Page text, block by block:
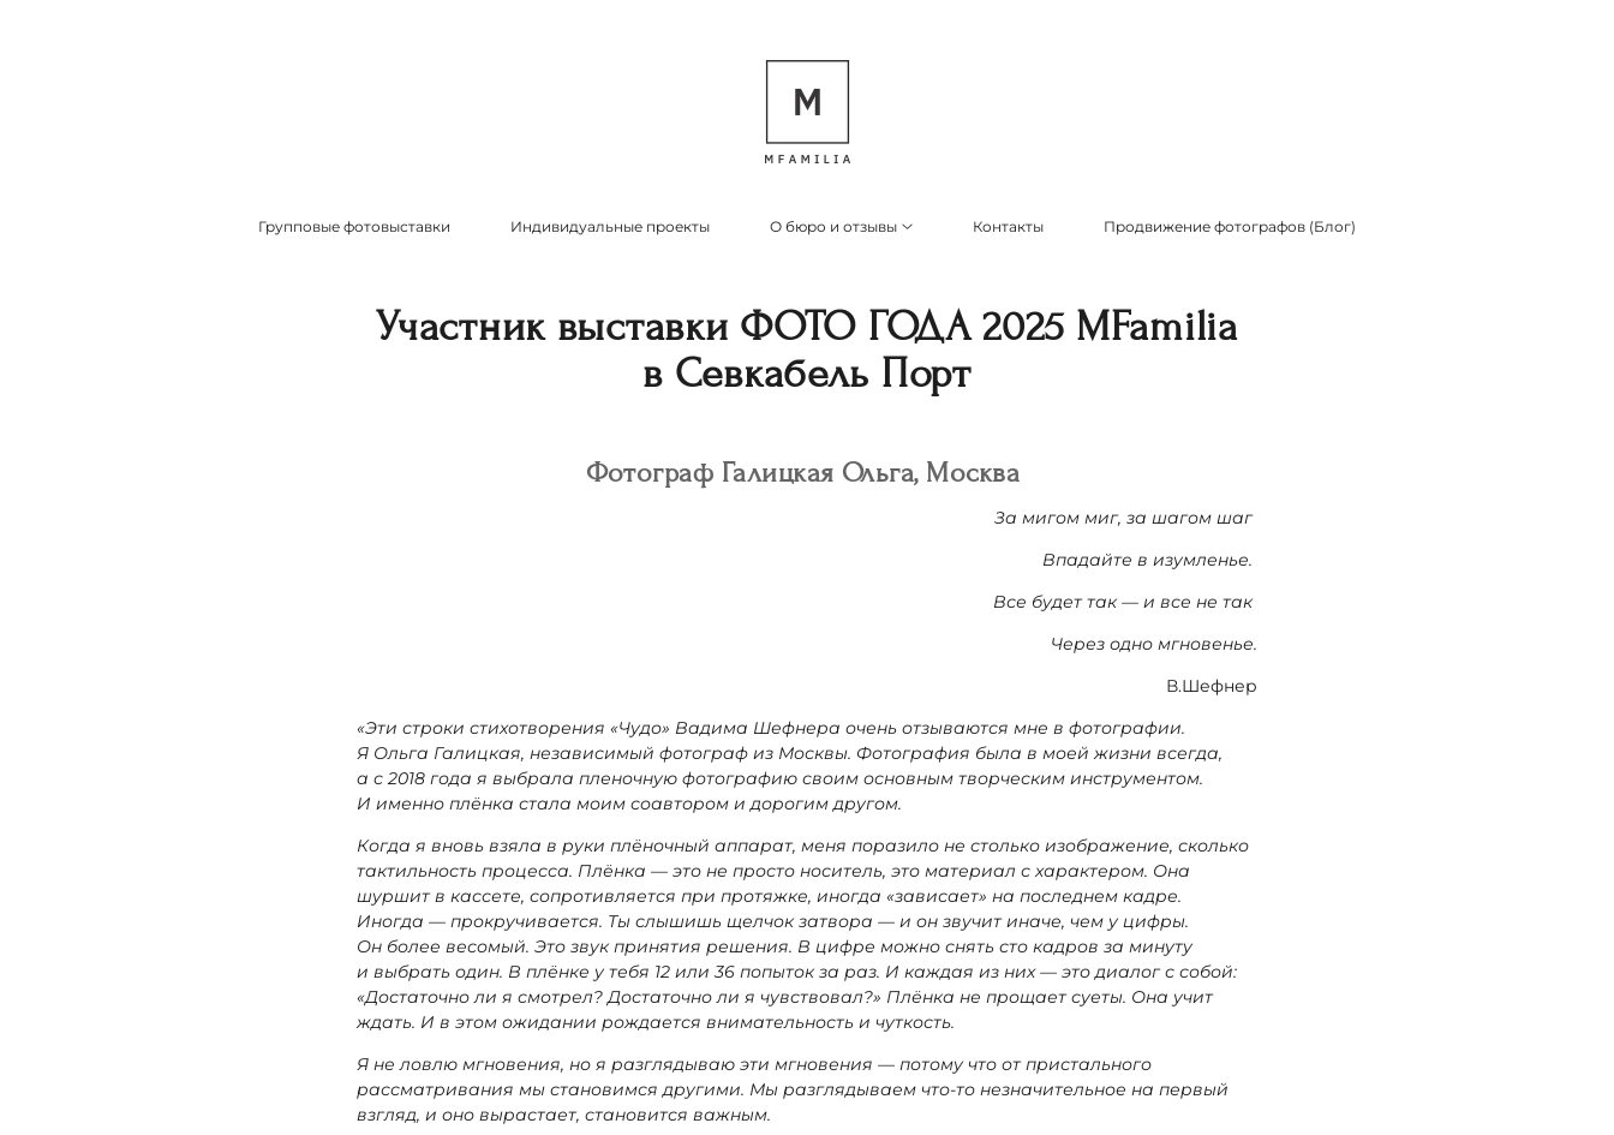
Групповые фотовыставки Индивидуальные проекты О бюро и отзывы Контакты Продвижение фотографов (Блог)
Участник выставки ФОТО ГОДА 2025 MFamilia
в Севкабель Порт
Фотограф Галицкая Ольга, Москва
За мигом миг, за шагом шаг
Впадайте в изумленье.
Все будет так — и все не так
Через одно мгновенье.
В.Шефнер
«Эти строки стихотворения «Чудо» Вадима Шефнера очень отзываются мне в фотографии.
Я Ольга Галицкая, независимый фотограф из Москвы. Фотография была в моей жизни всегда,
а с 2018 года я выбрала пленочную фотографию своим основным творческим инструментом.
И именно плёнка стала моим соавтором и дорогим другом.
Когда я вновь взяла в руки плёночный аппарат, меня поразило не столько изображение, сколько
тактильность процесса. Плёнка — это не просто носитель, это материал с характером. Она
шуршит в кассете, сопротивляется при протяжке, иногда «зависает» на последнем кадре.
Иногда — прокручивается. Ты слышишь щелчок затвора — и он звучит иначе, чем у цифры.
Он более весомый. Это звук принятия решения. В цифре можно снять сто кадров за минуту
и выбрать один. В плёнке у тебя 12 или 36 попыток за раз. И каждая из них — это диалог с собой:
«Достаточно ли я смотрел? Достаточно ли я чувствовал?» Плёнка не прощает суеты. Она учит
ждать. И в этом ожидании рождается внимательность и чуткость.
Я не ловлю мгновения, но я разглядываю эти мгновения — потому что от пристального
рассматривания мы становимся другими. Мы разглядываем что-то незначительное на первый
взгляд, и оно вырастает, становится важным.